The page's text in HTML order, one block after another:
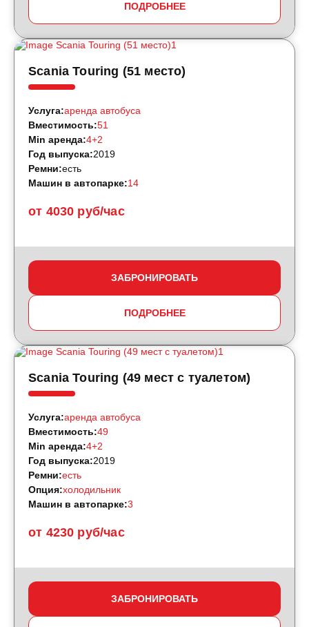
ПОДРОБНЕЕ
Scania Touring (51 место)
от 4030 руб/час
Услуга:аренда автобуса
Вместимость:51
Min аренда:4+2
Год выпуска:2019
Ремни:есть
Машин в автопарке:14
ЗАБРОНИРОВАТЬ
ПОДРОБНЕЕ
Scania Touring (49 мест с туалетом)
от 4230 руб/час
Услуга:аренда автобуса
Вместимость:49
Min аренда:4+2
Год выпуска:2019
Ремни:есть
Опция:холодильник
Машин в автопарке:3
ЗАБРОНИРОВАТЬ